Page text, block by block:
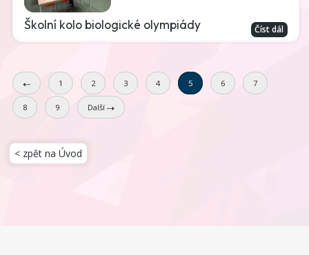
Školní kolo biologické olympiády Číst dál
1 2 3 4 5 6 7
8 9 Další
< zpět na Úvod